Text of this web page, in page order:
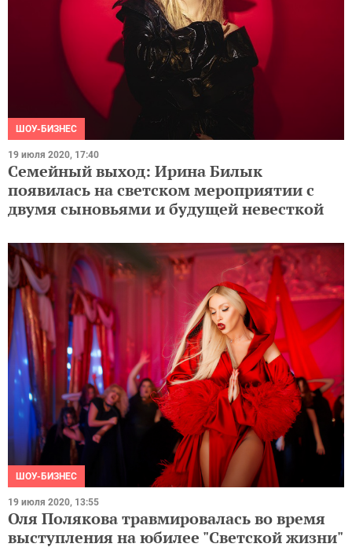
ШОУ-БИЗНЕС
19 июля 2020, 17:40
Семейный выход: Ирина Билык
появилась на светском мероприятии с
двумя сыновьями и будущей невесткой
ШОУ-БИЗНЕС
19 июля 2020, 13:55
Оля Полякова травмировалась во время
выступления на юбилее "Светской жизни"